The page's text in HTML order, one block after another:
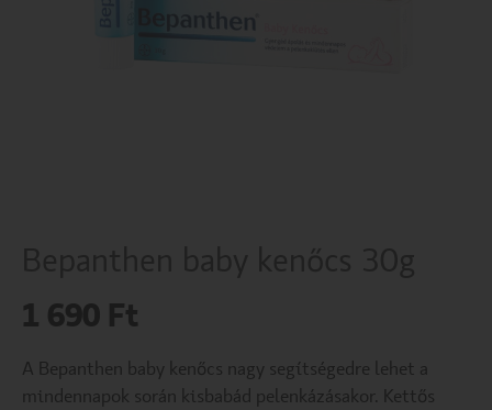
1 690 Ft
A Bepanthen baby kenőcs nagy segítségedre lehet a
mindennapok során kisbabád pelenkázásakor. Kettős